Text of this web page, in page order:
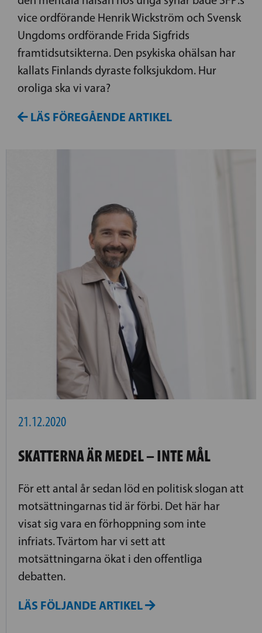
vice ordförande Henrik Wickström och Svensk
Ungdoms ordförande Frida Sigfrids
framtidsutsikterna. Den psykiska ohälsan har
kallats Finlands dyraste folksjukdom. Hur
oroliga ska vi vara?
LÄS FÖREGÅENDE ARTIKEL
21.12.2020
SKATTERNA ÄR MEDEL – INTE MÅL
För ett antal år sedan löd en politisk slogan att
motsättningarnas tid är förbi. Det här har
visat sig vara en förhoppning som inte
infriats. Tvärtom har vi sett att
motsättningarna ökat i den offentliga
debatten.
LÄS FÖLJANDE ARTIKEL